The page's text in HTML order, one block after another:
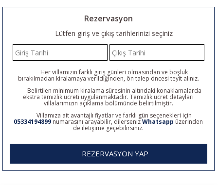
Rezervasyon
Lütfen giriş ve çıkış tarihlerinizi seçiniz
Her villamızın farklı giriş günleri olmasından ve boşluk
bırakılmadan kiralamaya verildiğinden, ön talep öncesi teyit alınız.
Belirtilen minimum kiralama süresinin altındaki konaklamalarda
ekstra temizlik ücreti uygulanmaktadır. Temizlik ücret detayları
villalarımızın açıklama bölümünde belirtilmiştir.
Villamıza ait avantajlı fiyatlar ve farklı gün seçenekleri için
05334194899 numarasını arayabilir, dilersenizWhatsapp üzerinden
de iletişime geçebilirsiniz.
REZERVASYON YAP